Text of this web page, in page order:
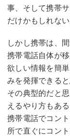
事、そして携帯
だけかもしれない
しかし携帯は、
携帯電話自体が
欲しい情報を簡
みを発揮できる
その典型的だと
えるやり方もあ
携帯電話でコン
所で直ぐにコン